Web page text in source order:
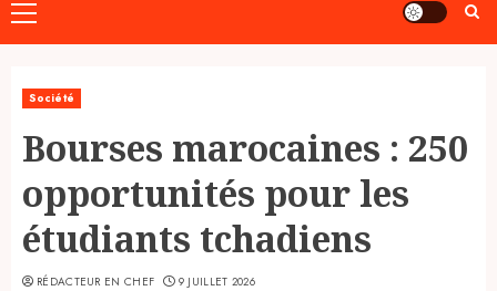
Primary
Menu
Société
Bourses marocaines : 250
opportunités pour les
étudiants tchadiens
RÉDACTEUR EN CHEF 9 JUILLET 2026